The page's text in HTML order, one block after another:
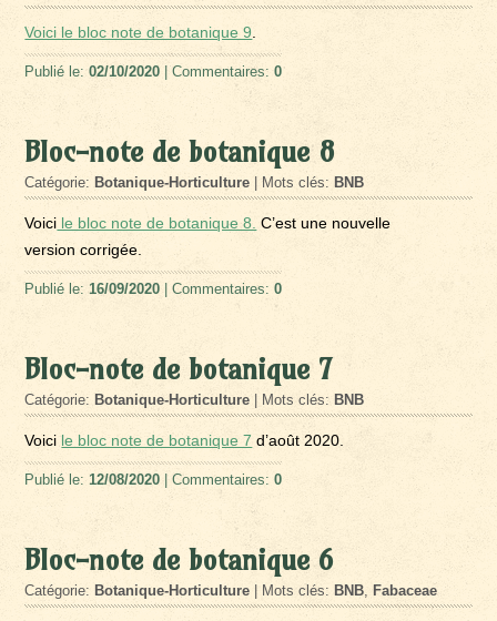
Voici le bloc note de botanique 9
Publié le:02/10/2020 | Commentaires:0
Bloc-note de botanique 8
Catégorie: Botanique-Horticulture | Mots clés: BNB
Voici le bloc note de botanique 8. C’est une nouvelle
version corrigée.
Publié le:16/09/2020 | Commentaires:0
Bloc-note de botanique 7
Catégorie: Botanique-Horticulture | Mots clés: BNB
Voici le bloc note de botanique 7 d’août 2020.
Publié le:12/08/2020 | Commentaires:0
Bloc-note de botanique 6
Catégorie: Botanique-Horticulture | Mots clés: BNB, Fabaceae